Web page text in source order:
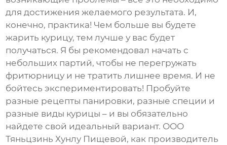
для достижения желаемого результата. И,
конечно, практика! Чем больше вы будете
жарить курицу, тем лучше у вас будет
получаться. Я бы рекомендовал начать с
небольших партий, чтобы не перегружать
фритюрницу и не тратить лишнее время. И не
бойтесь экспериментировать! Пробуйте
разные рецепты панировки, разные специи и
разные виды курицы – и вы обязательно
найдете свой идеальный вариант. ООО
Тяньцзинь Хунлу Пищевой, как производитель